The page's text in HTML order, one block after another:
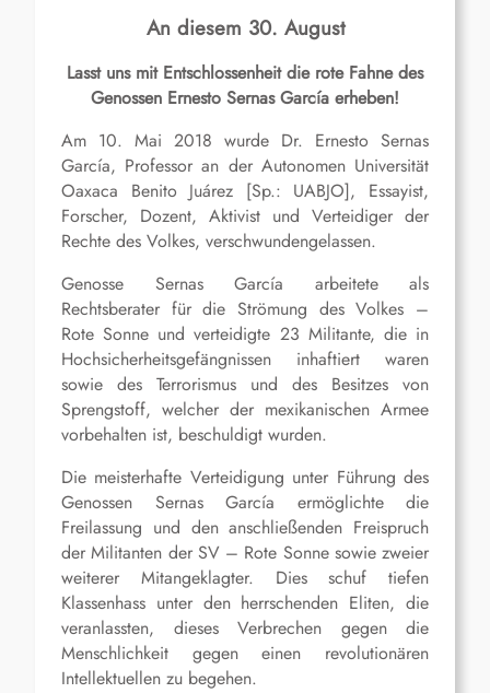
An diesem 30. August
Lasst uns mit Entschlossenheit die rote Fahne des
Genossen Ernesto Sernas García erheben!
Am 10. Mai 2018 wurde Dr. Ernesto Sernas
García, Professor an der Autonomen Universität
Oaxaca Benito Juárez [Sp.: UABJO], Essayist,
Forscher, Dozent, Aktivist und Verteidiger der
Rechte des Volkes, verschwundengelassen.
Genosse Sernas García arbeitete als
Rechtsberater für die Strömung des Volkes –
Rote Sonne und verteidigte 23 Militante, die in
Hochsicherheitsgefängnissen inhaftiert waren
sowie des Terrorismus und des Besitzes von
Sprengstoff, welcher der mexikanischen Armee
vorbehalten ist, beschuldigt wurden.
Die meisterhafte Verteidigung unter Führung des
Genossen Sernas García ermöglichte die
Freilassung und den anschließenden Freispruch
der Militanten der SV – Rote Sonne sowie zweier
weiterer Mitangeklagter. Dies schuf tiefen
Klassenhass unter den herrschenden Eliten, die
veranlassten, dieses Verbrechen gegen die
Menschlichkeit gegen einen revolutionären
Intellektuellen zu begehen.